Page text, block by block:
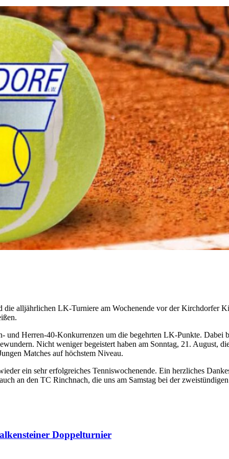
alljährlichen LK-Turniere am Wochenende vor der Kirchdorfer
und Herren-40-Konkurrenzen um die begehrten LK-Punkte. Dabei
Nicht weniger begeistert haben am Sonntag, 21. August,
Matches auf höchstem Niveau.
ein sehr erfolgreiches Tenniswochenende. Ein herzliches
an den TC Rinchnach, die uns am Samstag bei der
Doppelturnier